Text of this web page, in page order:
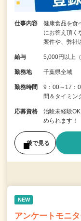
仕事内容
健康食品を食
にお答え頂く
案件や、弊社
給与 5,000円以上
勤務地 千葉県全域
勤務時間
9：00～17：
間＆タイミ
応募資格
治験未経験
められます！
後で見る
NEW
アンケートモニタ